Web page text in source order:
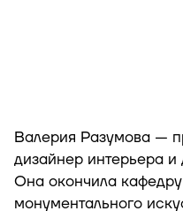
Валерия Разумова —
дизайнер интерьера и
Она окончила
монументального